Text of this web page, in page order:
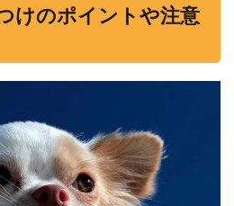
けのポイントや注意